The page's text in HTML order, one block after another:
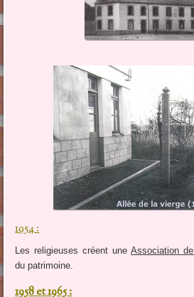
1954 :
Les religieuses créent une Association
du patrimoine.
1958 et 1965 :